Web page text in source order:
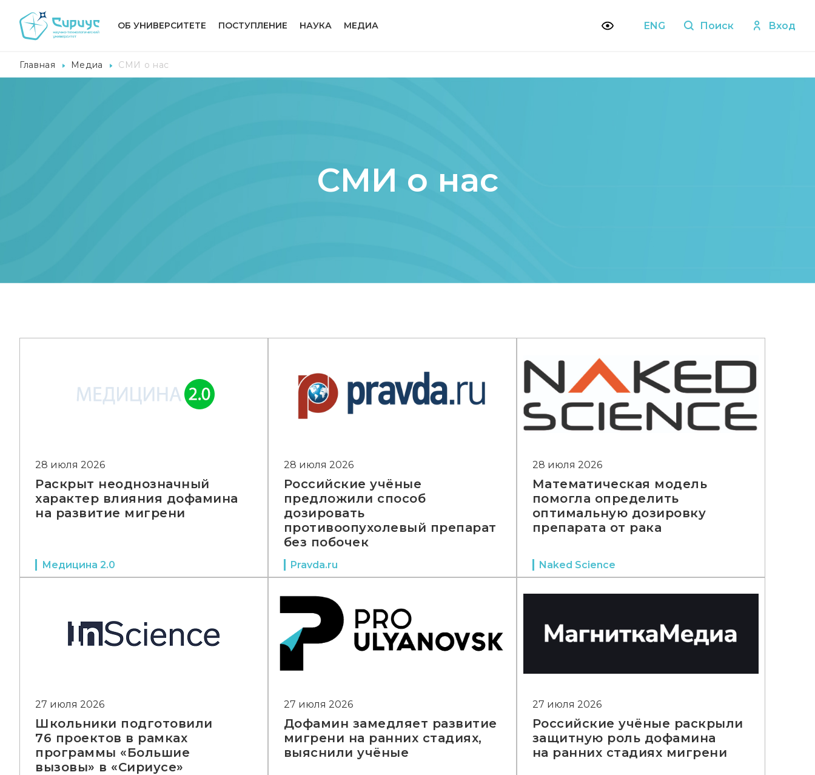
ОБ УНИВЕРСИТЕТЕ ПОСТУПЛЕНИЕ НАУКА МЕДИА ENG Поиск Вход
Главная Медиа СМИ о нас
СМИ о нас
28 июля 2026
Раскрыт неоднозначный
характер влияния дофамина
на развитие мигрени
Медицина 2.0
28 июля 2026
Российские учёные
предложили способ
дозировать
противоопухолевый препарат
без побочек
Pravda.ru
28 июля 2026
Математическая модель
помогла определить
оптимальную дозировку
препарата от рака
Naked Science
27 июля 2026
Школьники подготовили
76 проектов в рамках
программы «Большие
вызовы» в «Сириусе»
27 июля 2026
Дофамин замедляет развитие
мигрени на ранних стадиях,
выяснили учёные
27 июля 2026
Российские учёные раскрыли
защитную роль дофамина
на ранних стадиях мигрени